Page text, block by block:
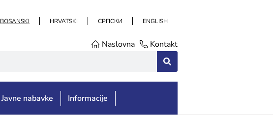
BOSANSKI HRVATSKI СРПСКИ ENGLISH
Naslovna Kontakt
Javne nabavke Informacije